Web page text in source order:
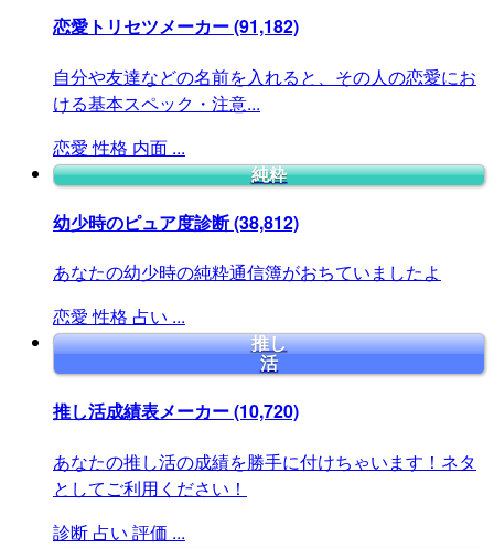
恋愛トリセツメーカー(91,182)
自分や友達などの名前を入れると、その人の恋愛にお
ける基本スペック・注意...
恋愛 性格 内面 ...
純粋
幼少時のピュア度診断(38,812)
あなたの幼少時の純粋通信簿がおちていましたよ
恋愛 性格 占い ...
推し
活
推し活成績表メーカー(10,720)
あなたの推し活の成績を勝手に付けちゃいます！ネタ
としてご利用ください！
診断 占い 評価 ...